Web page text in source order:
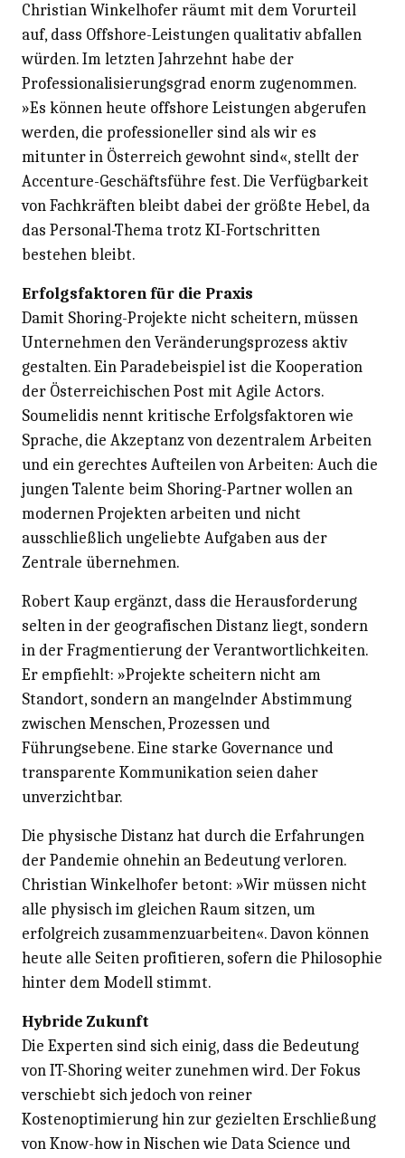
Christian Winkelhofer räumt mit dem Vorurteil
auf, dass Offshore-Leistungen qualitativ abfallen
würden. Im letzten Jahrzehnt habe der
Professionalisierungsgrad enorm zugenommen.
»Es können heute offshore Leistungen abgerufen
werden, die professioneller sind als wir es
mitunter in Österreich gewohnt sind«, stellt der
Accenture-Geschäftsführe fest. Die Verfügbarkeit
von Fachkräften bleibt dabei der größte Hebel, da
das Personal-Thema trotz KI-Fortschritten
bestehen bleibt.
Erfolgsfaktoren für die Praxis
Damit Shoring-Projekte nicht scheitern, müssen
Unternehmen den Veränderungsprozess aktiv
gestalten. Ein Paradebeispiel ist die Kooperation
der Österreichischen Post mit Agile Actors.
Soumelidis nennt kritische Erfolgsfaktoren wie
Sprache, die Akzeptanz von dezentralem Arbeiten
und ein gerechtes Aufteilen von Arbeiten: Auch die
jungen Talente beim Shoring-Partner wollen an
modernen Projekten arbeiten und nicht
ausschließlich ungeliebte Aufgaben aus der
Zentrale übernehmen.
Robert Kaup ergänzt, dass die Herausforderung
selten in der geografischen Distanz liegt, sondern
in der Fragmentierung der Verantwortlichkeiten.
Er empfiehlt: »Projekte scheitern nicht am
Standort, sondern an mangelnder Abstimmung
zwischen Menschen, Prozessen und
Führungsebene. Eine starke Governance und
transparente Kommunikation seien daher
unverzichtbar.
Die physische Distanz hat durch die Erfahrungen
der Pandemie ohnehin an Bedeutung verloren.
Christian Winkelhofer betont: »Wir müssen nicht
alle physisch im gleichen Raum sitzen, um
erfolgreich zusammenzuarbeiten«. Davon können
heute alle Seiten profitieren, sofern die Philosophie
hinter dem Modell stimmt.
Hybride Zukunft
Die Experten sind sich einig, dass die Bedeutung
von IT-Shoring weiter zunehmen wird. Der Fokus
verschiebt sich jedoch von reiner
Kostenoptimierung hin zur gezielten Erschließung
von Know-how in Nischen wie Data Science und